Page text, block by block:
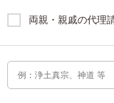
両親・親戚の代理